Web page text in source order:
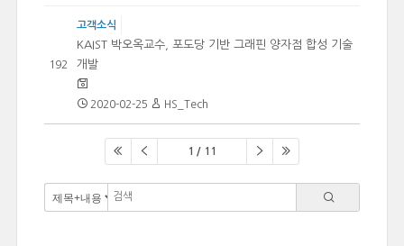
192
고객소식
KAIST 박오옥교수, 포도당 기반 그래핀 양자점 합성 기술
개발
2020-02-25 HS_Tech
1 / 11